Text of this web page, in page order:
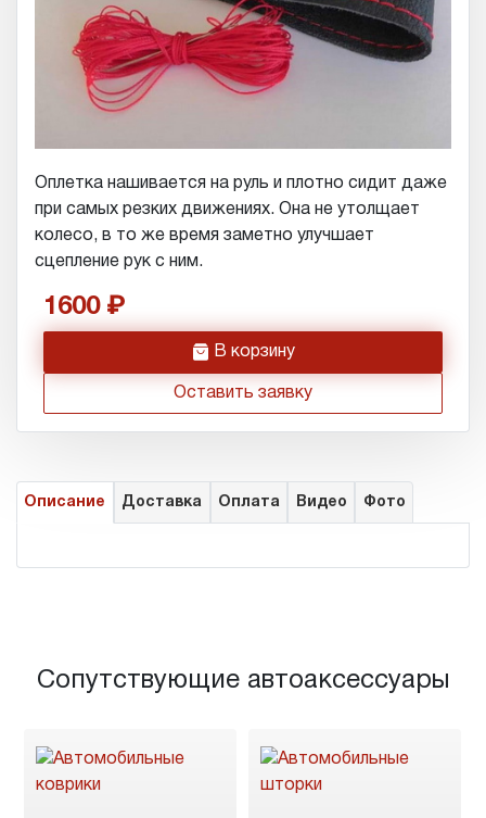
Оплетка нашивается на руль и плотно сидит даже
при самых резких движениях. Она не утолщает
колесо, в то же время заметно улучшает
сцепление рук с ним.
1600
h В корзину
Оставить заявку
Описание Доставка Оплата Видео Фото
Сопутствующие автоаксессуары